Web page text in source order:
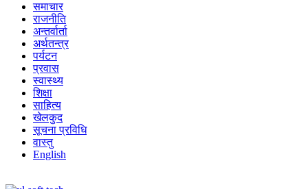
समाचार
राजनीति
अन्तर्वार्ता
अर्थतन्त्र
पर्यटन
प्रवास
स्वास्थ्य
शिक्षा
साहित्य
खेलकुद
सूचना प्रविधि
वास्तु
English